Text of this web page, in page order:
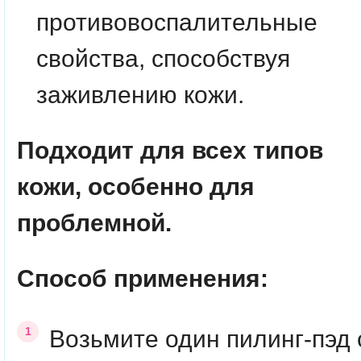
противовоспалительные
свойства, способствуя
заживлению кожи.
Подходит для всех типов
кожи, особенно для
проблемной.
Способ применения:
Возьмите один пилинг-пэд